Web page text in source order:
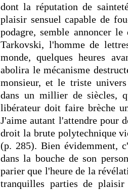
dont la réputation de
plaisir sensuel capable de
podagre, semble annoncer
Tarkovski, l'homme de
monde, quelques heures
abolira le mécanisme
monsieur, et le triste
dans un millier de siècles,
libérateur doit faire brèche
J'aime autant l'attendre pour
droit la brute polytechnique
(p. 285). Bien évidemment,
dans la bouche de son
parier que l'heure de la
tranquilles parties de